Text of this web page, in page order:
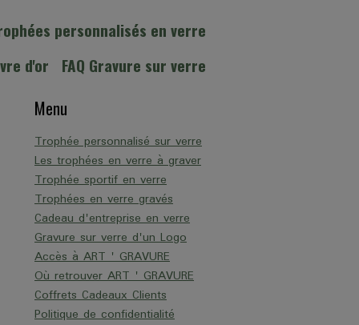
personnalisés en verre
d'or FAQ Gravure sur verre
Menu
Trophée personnalisé sur verre
Les trophées en verre à graver
Trophée sportif en verre
Trophées en verre gravés
Cadeau d'entreprise en verre
Gravure sur verre d'un Logo
Accès à ART ' GRAVURE
Où retrouver ART ' GRAVURE
Coffrets Cadeaux Clients
Politique de confidentialité